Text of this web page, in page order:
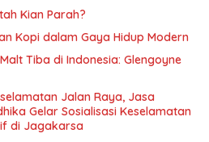
Kian Parah?
Kopi dalam Gaya Hidup Modern
Tiba di Indonesia: Glengoyne
Jalan Raya, Jasa
Gelar Sosialisasi Keselamatan
di Jagakarsa